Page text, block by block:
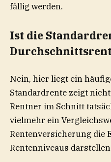
fällig werden.
Ist die
Nein, hier liegt ein
Standardrente zeigt
Rentner im Schnitt
vielmehr ein
Rentenversicherung die
Rentenniveaus